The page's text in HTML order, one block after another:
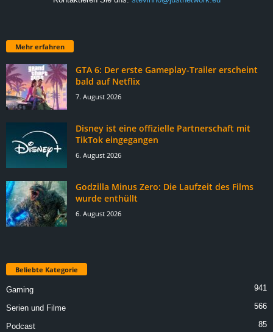
Mehr erfahren
GTA 6: Der erste Gameplay-Trailer erscheint
bald auf Netflix
7. August 2026
Disney ist eine offizielle Partnerschaft mit
TikTok eingegangen
6. August 2026
Godzilla Minus Zero: Die Laufzeit des Films
wurde enthüllt
6. August 2026
Beliebte Kategorie
Gaming 941
Serien und Filme 566
Podcast 85